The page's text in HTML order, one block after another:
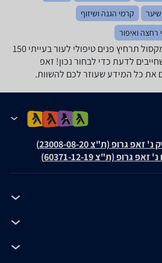
קרמי הגנה ושיזוף
רחצה ואיפור
לפניכם מפרט טכני של דרמקסול תרחיץ פנים טיפולי לעור בעייתי 150
לדעת כדי לבחור נכון! זאפ
את כל המידע שעוזר לכם להשוות.
גרופ (ת"צ 23008-08-20)
(ת"צ 60371-12-19)